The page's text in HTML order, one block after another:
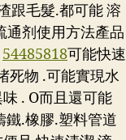
跟毛髮.都可能 溶
通剂使用方法產品
54485818可能快速
死物 .可能實現水
. O而且還可能
鐵.橡膠.塑料管道